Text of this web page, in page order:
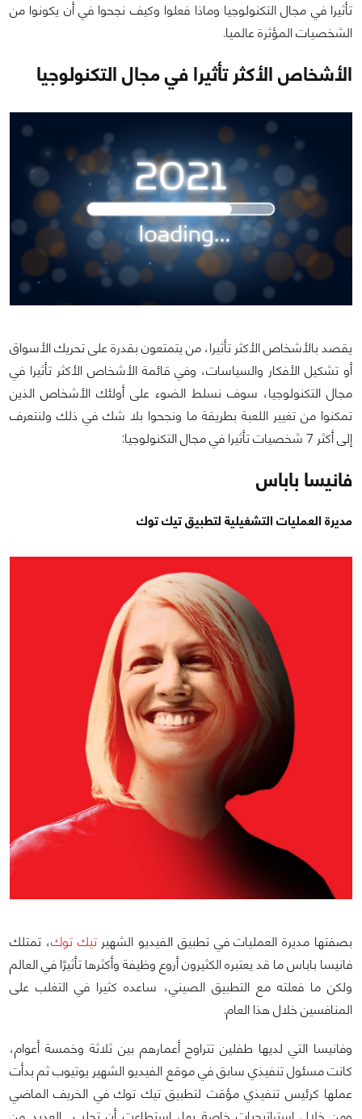
تأثيرا في مجال التكنولوجيا وماذا فعلوا وكيف نجحوا في أن يكونوا من
الشخصيات المؤثرة عالميا.
الأشخاص الأكثر تأثيرا في مجال التكنولوجيا
يقصد بالأشخاص الأكثر تأثيرا، من يتمتعون بقدرة على تحريك الأسواق
أو تشكيل الأفكار والسياسات، وفي قائمة الأشخاص الأكثر تأثيرا في
مجال التكنولوجيا، سوف نسلط الضوء على أولئك الأشخاص الذين
تمكنوا من تغيير اللعبة بطريقة ما ونجحوا بلا شك في ذلك ولنتعرف
إلى أكثر 7 شخصيات تأثيرا في مجال التكنولوجيا:
فانيسا باباس
مديرة العمليات التشغيلية لتطبيق تيك توك
بصفتها مديرة العمليات في تطبيق الفيديو الشهيرتيك توك، تمتلك
فانيسا باباس ما قد يعتبره الكثيرون أروع وظيفة وأكثرها تأثيرًا في العالم
ولكن ما فعلته مع التطبيق الصيني، ساعده كثيرا في التغلب على
المنافسين خلال هذا العام.
وفانيسا التي لديها طفلين تتراوح أعمارهم بين ثلاثة وخمسة أعوام،
كانت مسئول تنفيذي سابق في موقع الفيديو الشهير يوتيوب ثم بدأت
عملها كرئيس تنفيذي مؤقت لتطبيق تيك توك في الخريف الماضي